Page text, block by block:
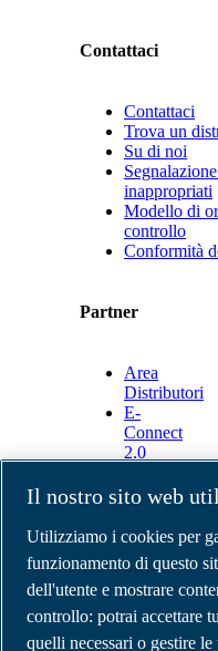
Contattaci
Contattaci
Trova un
Su di noi
inappropriati
Modello di
controllo
Conformità
Partner
Area
Distributori
E-
Connect
2.0
Portal
Media
Gallery
©2026 Compressori
Note legali e privacy
Modulo resi
Il nostro sito web
Utilizziamo i cookies per
funzionamento di questo
dell'utente e mostrare
controllo: potrai accettare
quelli necessari o gestire